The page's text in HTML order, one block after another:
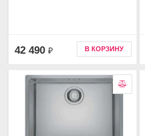
42 490 ₽ В КОРЗИНУ